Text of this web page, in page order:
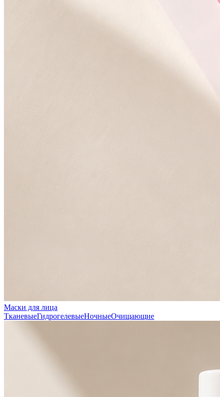
Маски для лица
ТканевыеГидрогелевыеНочныеОчищающие